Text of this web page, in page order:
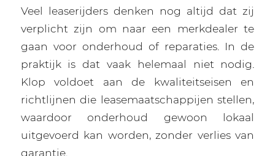
Veel leaserijders denken nog altijd dat zij
verplicht zijn om naar een merkdealer te
gaan voor onderhoud of reparaties. In de
praktijk is dat vaak helemaal niet nodig.
Klop voldoet aan de kwaliteitseisen en
richtlijnen die leasemaatschappijen stellen,
waardoor onderhoud gewoon lokaal
uitgevoerd kan worden, zonder verlies van
garantie.